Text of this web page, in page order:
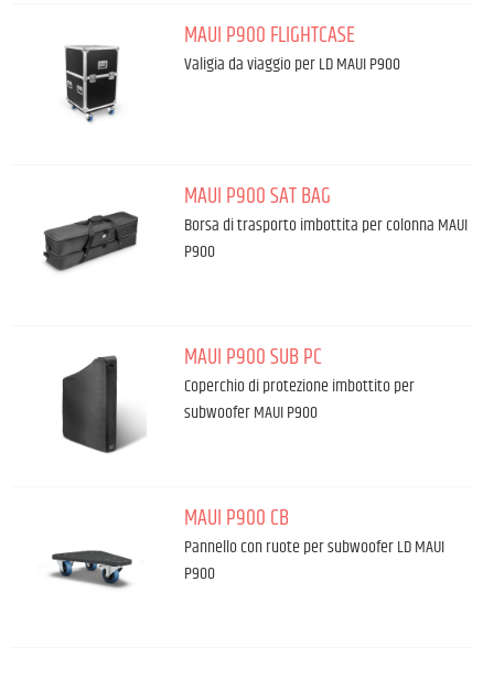
MAUI P900 FLIGHTCASE
Valigia da viaggio per LD MAUI P900
MAUI P900 SAT BAG
Borsa di trasporto imbottita per colonna MAUI
P900
MAUI P900 SUB PC
Coperchio di protezione imbottito per
subwoofer MAUI P900
MAUI P900 CB
Pannello con ruote per subwoofer LD MAUI
P900